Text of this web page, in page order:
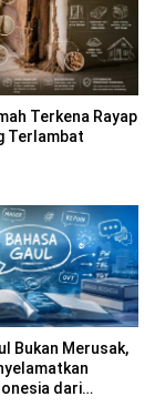
Terkena Rayap
Terlambat
Bukan Merusak,
dari